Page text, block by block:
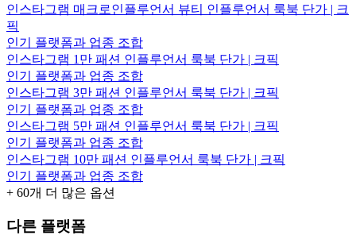
인스타그램 매크로인플루언서 뷰티 인플루언서 룩북 단가 | 크
픽
인기 플랫폼과 업종 조합
인스타그램 1만 패션 인플루언서 룩북 단가 | 크픽
인기 플랫폼과 업종 조합
인스타그램 3만 패션 인플루언서 룩북 단가 | 크픽
인기 플랫폼과 업종 조합
인스타그램 5만 패션 인플루언서 룩북 단가 | 크픽
인기 플랫폼과 업종 조합
인스타그램 10만 패션 인플루언서 룩북 단가 | 크픽
인기 플랫폼과 업종 조합
+ 60개 더 많은 옵션
다른 플랫폼